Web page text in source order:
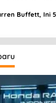
Buffett, Ini